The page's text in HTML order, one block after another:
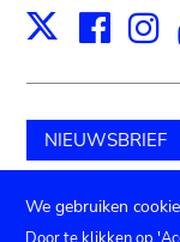
X
NIEUWSBRIEF
Schenk aan het
We gebruiken